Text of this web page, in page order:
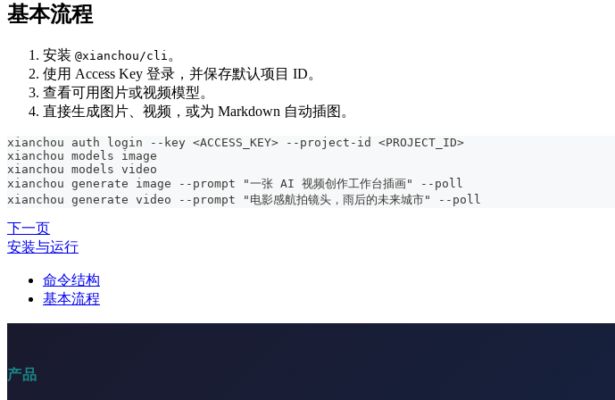
基本流程
安装 @xianchou/cli 。
使用 Access Key 登录，并保存默认项目 ID。
查看可用图片或视频模型。
直接生成图片、视频，或为 Markdown 自动插图。
xianchou auth login --key <ACCESS_KEY> --project-id <PROJECT_ID>
xianchou models image
xianchou models video
xianchou generate image --prompt "一张 AI 视频创作工作台插画" --poll
xianchou generate video --prompt "电影感航拍镜头，雨后的未来城市" --poll
下一页
安装与运行
命令结构
基本流程
产品